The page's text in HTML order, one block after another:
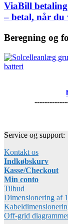
ViaBill
– betal, når
Beregning og
Service og support:
Kontakt os
Indkøbskurv
Kasse/Checkout
Min conto
Tilbud
Dimensionering af
Off-grid